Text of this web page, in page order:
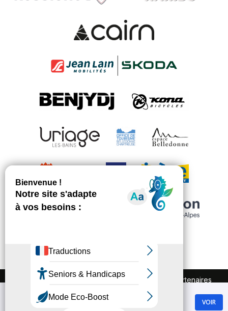
Recrutement Marchés publics
Partenaires
Mentions légales
Politique de confidentialité
Chamrousse
GRATUIT - Sur Google Play VOIR